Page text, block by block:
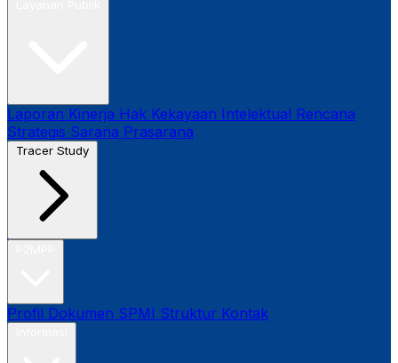
Laporan Kinerja Hak Kekayaan Intelektual Rencana
Strategis Sarana Prasarana
Tracer Study
Profil Dokumen SPMI Struktur Kontak